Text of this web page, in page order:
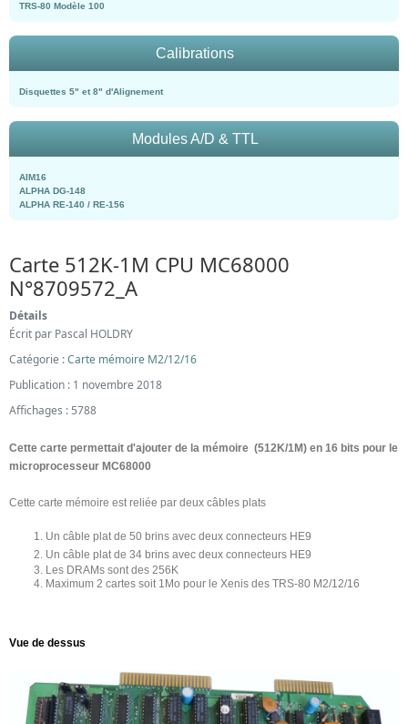
TRS-80 Modèle 100
Calibrations
Disquettes 5" et 8" d'Alignement
Modules A/D & TTL
AIM16
ALPHA DG-148
ALPHA RE-140 / RE-156
Carte 512K-1M CPU MC68000
N°8709572_A
Détails
Écrit par Pascal HOLDRY
Catégorie :Carte mémoire M2/12/16
Publication : 1 novembre 2018
Affichages : 5788
Cette carte permettait d'ajouter de la mémoire (512K/1M) en 16 bits pour le
microprocesseur MC68000
Cette carte mémoire est reliée par deux câbles plats
Un câble plat de 50 brins avec deux connecteurs HE9
Un câble plat de 34 brins avec deux connecteurs HE9
Les DRAMs sont des 256K
Maximum 2 cartes soit 1Mo pour le Xenis des TRS-80 M2/12/16
Vue de dessus